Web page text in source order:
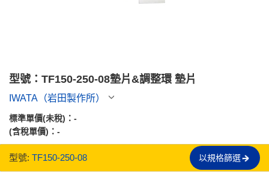
型號：TF150-250-08墊片&調整環 墊片
IWATA（岩田製作所）
標準單價(未稅)： -
(含稅單價)： -
型號: TF150-250-08 以規格篩選